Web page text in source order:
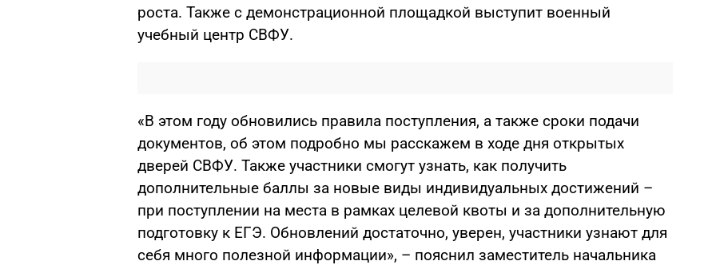
роста. Также с демонстрационной площадкой выступит военный
учебный центр СВФУ.
«В этом году обновились правила поступления, а также сроки подачи
документов, об этом подробно мы расскажем в ходе дня открытых
дверей СВФУ. Также участники смогут узнать, как получить
дополнительные баллы за новые виды индивидуальных достижений –
при поступлении на места в рамках целевой квоты и за дополнительную
подготовку к ЕГЭ. Обновлений достаточно, уверен, участники узнают для
себя много полезной информации», – пояснил заместитель начальника